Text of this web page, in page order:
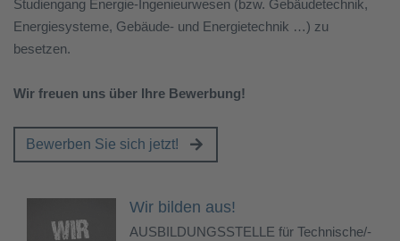
Studiengang Energie-Ingenieurwesen (bzw. Gebäudetechnik,
Energiesysteme, Gebäude- und Energietechnik …) zu
besetzen.
Wir freuen uns über Ihre Bewerbung!
Bewerben Sie sich jetzt!
Wir bilden aus!
AUSBILDUNGSSTELLE für Technische/-